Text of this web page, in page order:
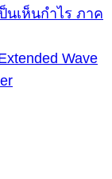
นเห็นกำไร ภาค
Wave